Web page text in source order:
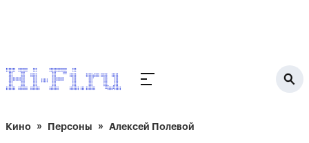
Кино Персоны Алексей Полевой